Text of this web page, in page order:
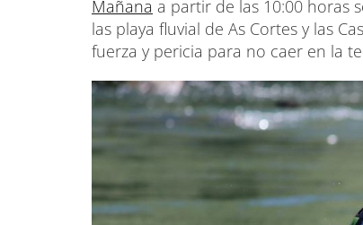
Mañana a partir de las 10:00 horas
las playa fluvial de As Cortes y las
fuerza y pericia para no caer en la